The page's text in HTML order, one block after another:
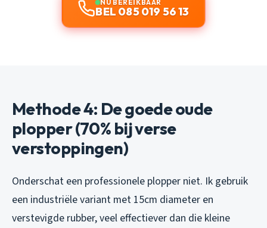
NU BEREIKBAAR
BEL 085 019 56 13
Methode 4: De goede oude
plopper (70% bij verse
verstoppingen)
Onderschat een professionele plopper niet. Ik gebruik
een industriële variant met 15cm diameter en
verstevigde rubber, veel effectiever dan die kleine